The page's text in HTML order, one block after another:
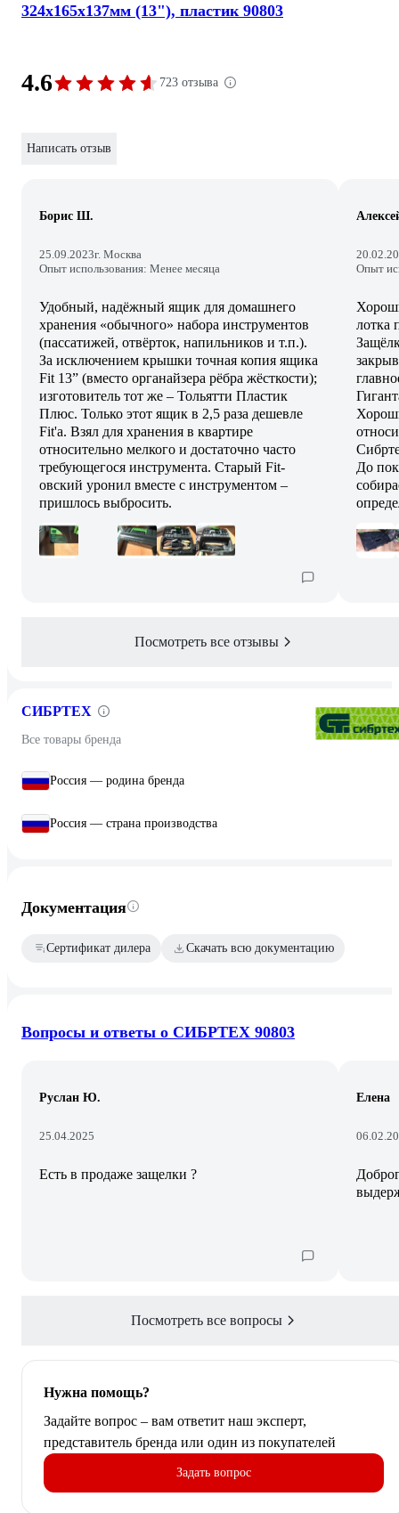
324x165x137мм (13"), пластик 90803
4.6 723 отзыва
Написать отзыв
Борис Ш.
25.09.2023г. Москва
Опыт использования: Менее месяца
Удобный, надёжный ящик для домашнего
хранения «обычного» набора инструментов
(пассатижей, отвёрток, напильников и т.п.).
За исключением крышки точная копия ящика
Fit 13” (вместо органайзера рёбра жёсткости);
изготовитель тот же – Тольятти Пластик
Плюс. Только этот ящик в 2,5 раза дешевле
Fit'а. Взял для хранения в квартире
относительно мелкого и достаточно часто
требующегося инструмента. Старый Fit-
овский уронил вместе с инструментом –
пришлось выбросить.
Опыт
лотка
До
Посмотреть все отзывы
СИБРТЕХ
Все товары бренда
Россия — родина бренда
Россия — страна производства
Документация
Сертификат дилера Скачать всю документацию
Вопросы и ответы о СИБРТЕХ 90803
Руслан Ю.
25.04.2025
Есть в продаже защелки ?
Елена
Посмотреть все вопросы
Нужна помощь?
Задайте вопрос – вам ответит наш эксперт,
представитель бренда или один из покупателей
Задать вопрос